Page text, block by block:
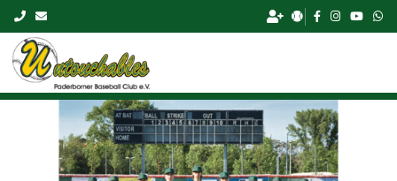
Skip to content